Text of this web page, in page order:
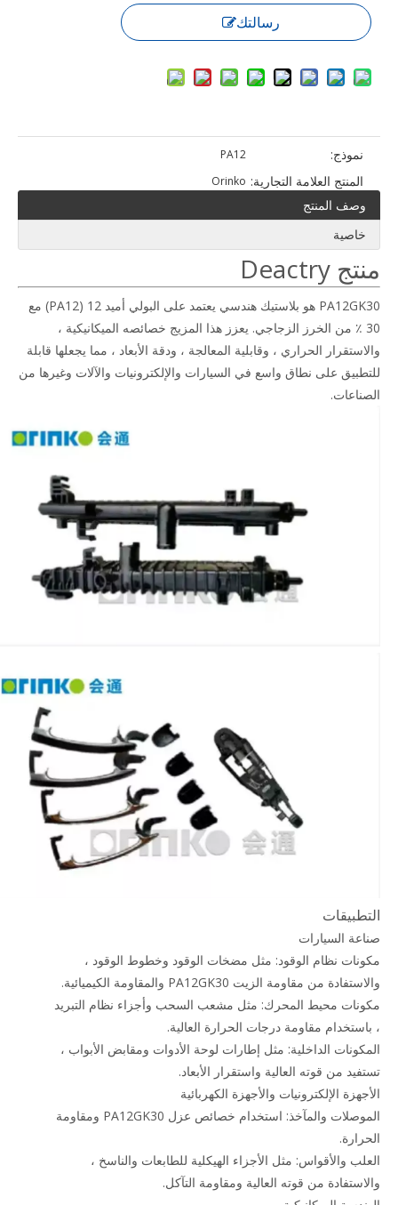
رسالتك
نموذج: PA12
المنتج العلامة التجارية: Orinko
وصف المنتج
خاصية
منتج Deactry
PA12GK30 هو بلاستيك هندسي يعتمد على البولي أميد 12 (PA12) مع
30 ٪ من الخرز الزجاجي. يعزز هذا المزيج خصائصه الميكانيكية ،
والاستقرار الحراري ، وقابلية المعالجة ، ودقة الأبعاد ، مما يجعلها قابلة
للتطبيق على نطاق واسع في السيارات والإلكترونيات والآلات وغيرها من
الصناعات.
التطبيقات
صناعة السيارات
مكونات نظام الوقود: مثل مضخات الوقود وخطوط الوقود ،
والاستفادة من مقاومة الزيت PA12GK30 والمقاومة الكيميائية.
مكونات محيط المحرك: مثل مشعب السحب وأجزاء نظام التبريد
، باستخدام مقاومة درجات الحرارة العالية.
المكونات الداخلية: مثل إطارات لوحة الأدوات ومقابض الأبواب ،
تستفيد من قوته العالية واستقرار الأبعاد.
الأجهزة الإلكترونيات والأجهزة الكهربائية
الموصلات والمآخذ: استخدام خصائص عزل PA12GK30 ومقاومة
الحرارة.
العلب والأقواس: مثل الأجزاء الهيكلية للطابعات والناسخ ،
والاستفادة من قوته العالية ومقاومة التآكل.